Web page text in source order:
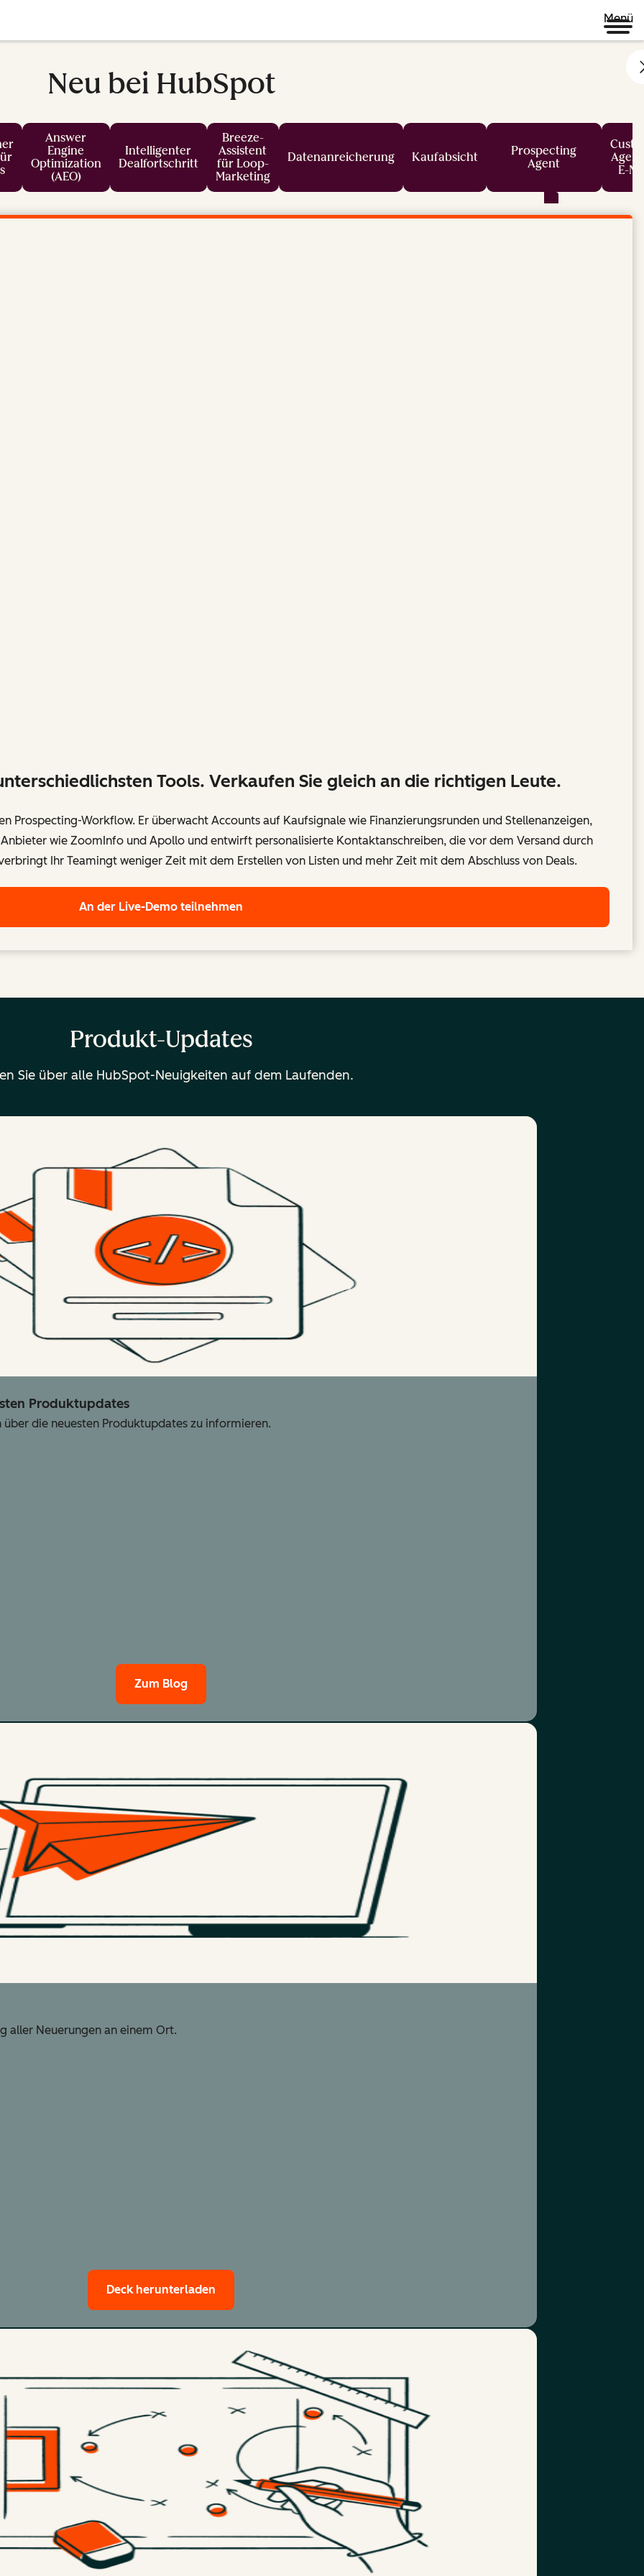
Menü
Neu bei HubSpot
Answer
Engine
Optimization
(AEO)
Intelligenter
Dealfortschritt
Breeze-
Assistent
für Loop-
Marketing
Datenanreicherung Kaufabsicht
Prospecting
Agent
E-
Tools. Verkaufen Sie gleich an die richtigen Leute.
Prospecting-Workflow. Er überwacht Accounts auf Kaufsignale wie Finanzierungsrunden und Stellenanzeigen,
wie ZoomInfo und Apollo und entwirft personalisierte Kontaktanschreiben, die vor dem Versand durch
Ihr Teamingt weniger Zeit mit dem Erstellen von Listen und mehr Zeit mit dem Abschluss von Deals.
An der Live-Demo teilnehmen
Produkt-Updates
Sie über alle HubSpot-Neuigkeiten auf dem Laufenden.
Produktupdates
über die neuesten Produktupdates zu informieren.
Zum Blog
aller Neuerungen an einem Ort.
Deck herunterladen